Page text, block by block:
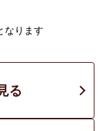
なります
る